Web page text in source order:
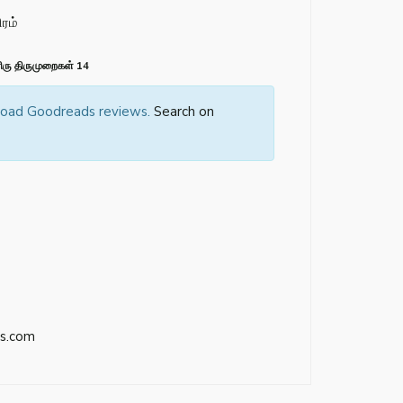
திருமுறைகள் 14
Goodreads reviews. Search on